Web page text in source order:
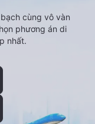
cùng vô vàn
phương án di
nhất.